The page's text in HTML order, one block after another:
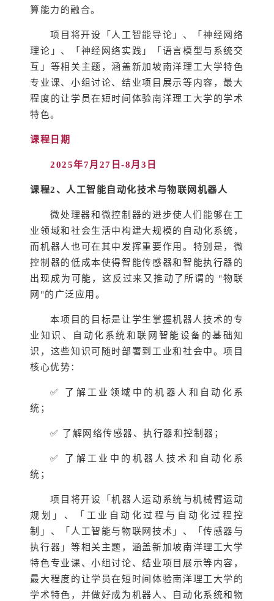
算能力的融合。
项目将开设「人工智能导论」、「神经网络
理论 」、「神经网络实践」「语言模型与系统交
互」等相关主题，涵盖新加坡南洋理工大学特色
专业课、小组讨论、结业项目展示等内容，最大
程度的让学员在短时间体验南洋理工大学的学术
特色。
课程日期
2025年7月27 日-8 月3 日
课程2、人工智能自动化技术与物联网机器人
微处理器和微控制器的进步使人们能够在工
业领域和社会生活中构建大规模的自动化系统，
而机器人也可在其中发挥重要作用。特别是，微
控制器的低成本使得智能传感器和智能执行器的
出现成为可能，这反过来又推动了所谓的 "物联
网"的广泛应用。
本项目的目标是让学生掌握机器人技术的专
业知识、自动化系统和联网智能设备的基础知
识，这些知识可随时部署到工业和社会中。项目
核心优势：
✅ 了解工业领域中的机器人和自动化系
统；
✅ 了解网络传感器、执行器和控制器；
✅ 了解工业中的机器人技术和自动化系
统；
项目将开设「机器人运动系统与机械臂运动
规划」、「工业自动化过程与自动化过程控
制」、「人工智能与物联网技术」、「传感器与
执行器 」等相关主题，涵盖新加坡南洋理工大学
特色专业课、小组讨论、结业项目展示等内容，
最大程度的让学员在短时间体验南洋理工大学的
学术特色，并做好成为机器人、自动化系统和物